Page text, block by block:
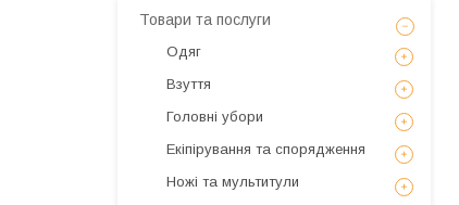
Товари та послуги
Одяг
Взуття
Головні убори
Екіпірування та спорядження
Ножі та мультитули